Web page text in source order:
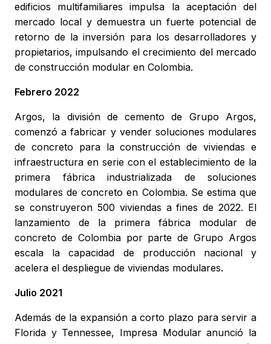
edificios multifamiliares impulsa la aceptación del
mercado local y demuestra un fuerte potencial de
retorno de la inversión para los desarrolladores y
propietarios, impulsando el crecimiento del mercado
de construcción modular en Colombia.
Febrero 2022
Argos, la división de cemento de Grupo Argos,
comenzó a fabricar y vender soluciones modulares
de concreto para la construcción de viviendas e
infraestructura en serie con el establecimiento de la
primera fábrica industrializada de soluciones
modulares de concreto en Colombia. Se estima que
se construyeron 500 viviendas a fines de 2022. El
lanzamiento de la primera fábrica modular de
concreto de Colombia por parte de Grupo Argos
escala la capacidad de producción nacional y
acelera el despliegue de viviendas modulares.
Julio 2021
Además de la expansión a corto plazo para servir a
Florida y Tennessee, Impresa Modular anunció la